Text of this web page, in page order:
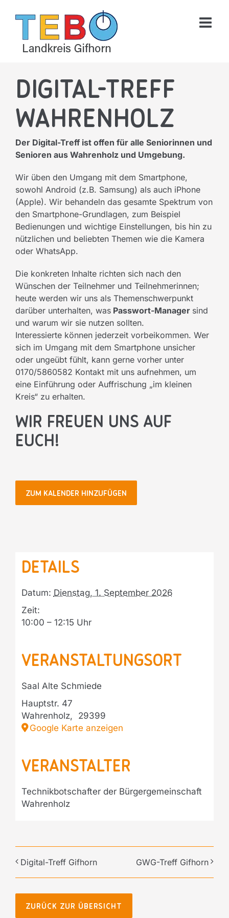
Digital-Treff
Wahrenholz
Der Digital-Treff ist offen für alle Seniorinnen und
Senioren aus Wahrenholz und Umgebung.
Wir üben den Umgang mit dem Smartphone,
sowohl Android (z.B. Samsung) als auch iPhone
(Apple). Wir behandeln das gesamte Spektrum von
den Smartphone-Grundlagen, zum Beispiel
Bedienungen und wichtige Einstellungen, bis hin zu
nützlichen und beliebten Themen wie die Kamera
oder WhatsApp.
Die konkreten Inhalte richten sich nach den
Wünschen der Teilnehmer und Teilnehmerinnen;
heute werden wir uns als Themenschwerpunkt
darüber unterhalten, was Passwort-Manager sind
und warum wir sie nutzen sollten.
Interessierte können jederzeit vorbeikommen. Wer
sich im Umgang mit dem Smartphone unsicher
oder ungeübt fühlt, kann gerne vorher unter
0170/5860582 Kontakt mit uns aufnehmen, um
eine Einführung oder Auffrischung „im kleinen
Kreis“ zu erhalten.
Wir freuen uns auf
Euch!
ZUM KALENDER HINZUFÜGEN
Details
Datum: Dienstag, 1. September 2026
Zeit:
10:00 – 12:15
Veranstaltungsort
Saal Alte Schmiede
Hauptstr. 47
Wahrenholz,
29399
Google Karte anzeigen
Veranstalter
Technikbotschafter der Bürgergemeinschaft
Wahrenholz
Digital-Treff Gifhorn GWG-Treff Gifhorn
ZURÜCK ZUR ÜBERSICHT